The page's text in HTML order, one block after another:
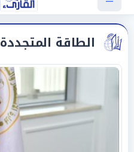
الطاقة المتجددة